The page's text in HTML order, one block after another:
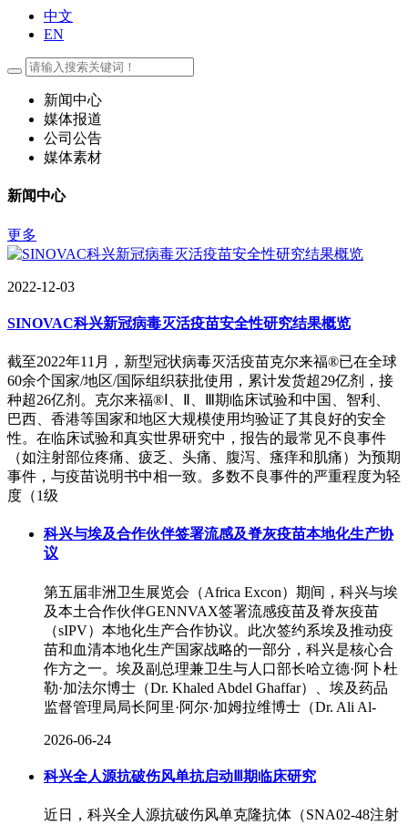
中文
EN
新闻中心
媒体报道
公司公告
媒体素材
新闻中心
更多
2022-12-03
SINOVAC科兴新冠病毒灭活疫苗安全性研究结果概览
截至2022年11月，新型冠状病毒灭活疫苗克尔来福®已在全球
60余个国家/地区/国际组织获批使用，累计发货超29亿剂，接
种超26亿剂。克尔来福®Ⅰ、Ⅱ、Ⅲ期临床试验和中国、智利、
巴西、香港等国家和地区大规模使用均验证了其良好的安全
性。在临床试验和真实世界研究中，报告的最常见不良事件
（如注射部位疼痛、疲乏、头痛、腹泻、瘙痒和肌痛）为预期
事件，与疫苗说明书中相一致。多数不良事件的严重程度为轻
度（1级
科兴与埃及合作伙伴签署流感及脊灰疫苗本地化生产协
议
第五届非洲卫生展览会（Africa Excon）期间，科兴与埃
及本土合作伙伴GENNVAX签署流感疫苗及脊灰疫苗
（sIPV）本地化生产合作协议。此次签约系埃及推动疫
苗和血清本地化生产国家战略的一部分，科兴是核心合
作方之一。埃及副总理兼卫生与人口部长哈立德·阿卜杜
勒·加法尔博士（Dr. Khaled Abdel Ghaffar）、埃及药品
监督管理局局长阿里·阿尔·加姆拉维博士（Dr. Ali Al-
2026-06-24
科兴全人源抗破伤风单抗启动Ⅲ期临床研究
近日，科兴全人源抗破伤风单克隆抗体（SNA02-48注射